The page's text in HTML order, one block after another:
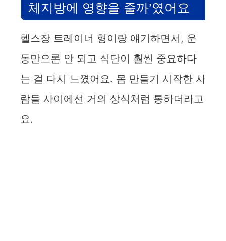
체지방에 영향을 줄까’였어요
헬스장 트레이너 형이랑 얘기하면서, 운
동만으론 안 되고 식단이 훨씬 중요하다
는 걸 다시 느꼈어요. 몸 만들기 시작한 사
람들 사이에선 거의 상식처럼 통하더라고
요.